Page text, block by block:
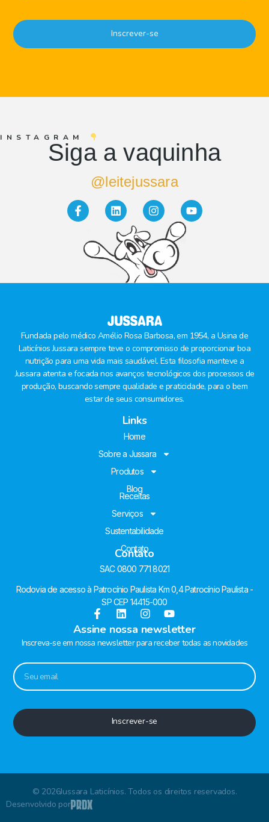
Inscrever-se
INSTAGRAM
Siga a vaquinha
@leitejussara
Fundada pelo médico Amélio Rosa Barbosa, em 1954, a Usina de
Laticínios Jussara sempre teve o compromisso de proporcionar boa
nutrição para uma vida mais saudável. Esta filosofia manteve a
Jussara atenta e focada nos avanços tecnológicos dos processos de
produção, buscando sempre qualidade e praticidade, para o bem
estar de seus consumidores.
Links
Home
Sobre a Jussara
Produtos
Blog
Receitas
Serviços
Sustentabilidade
Contato
Contato
SAC 0800 771 8021
Rodovia de acesso à Patrocínio Paulista Km 0,4 Patrocínio Paulista -
SP CEP 14415-000
Assine nossa newsletter
Inscreva-se em nossa newsletter para receber todas as novidades
Inscrever-se
© 2026Jussara Laticínios. Todos os direitos reservados.
Desenvolvido por